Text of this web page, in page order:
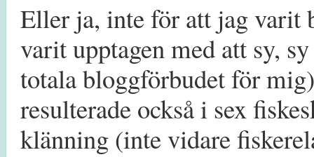
Eller ja, inte för att jag varit
varit upptagen med att sy,
totala bloggförbudet för
resulterade också i sex
klänning (inte vidare